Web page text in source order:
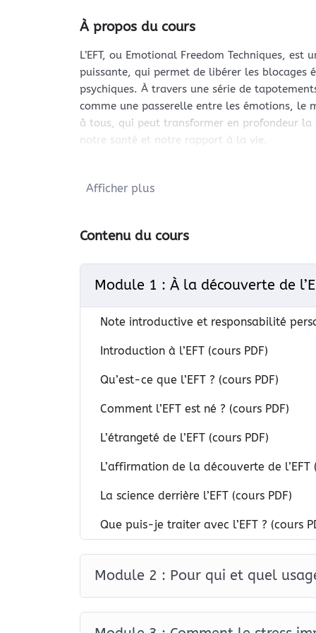
À propos du cours
L’EFT, ou Emotional Freedom Techniques,
puissante, qui permet de libérer les blocages
psychiques. À travers une série de
comme une passerelle entre les émotions, le
à tous, qui peut transformer en profondeur
notre santé et notre rapport à la vie.
la compréhension et la maîtrise de cette
Une formation progressive et accessible
Dès le premier module, vous découvrez ce
négatives ou même certains inconforts
pour qui et dans quelles situations elle peut
profondes comme les addictions, les
L’un des axes majeurs de la formation est
le système nerveux et affaiblit le corps. Grâce
stress, à retrouver un équilibre et à mieux
Vous explorerez aussi la connexion entre le
holistique vous montre comment les
Afficher plus
Contenu du cours
Module 1 : À la découverte de
Note introductive et responsabilité
Introduction à l’EFT (cours PDF)
Qu’est-ce que l’EFT ? (cours PDF)
Comment l’EFT est né ? (cours PDF)
L’étrangeté de l’EFT (cours PDF)
L’affirmation de la découverte de l’EFT
La science derrière l’EFT (cours PDF)
Que puis-je traiter avec l’EFT ? (cours
Module 2 : Pour qui et quel